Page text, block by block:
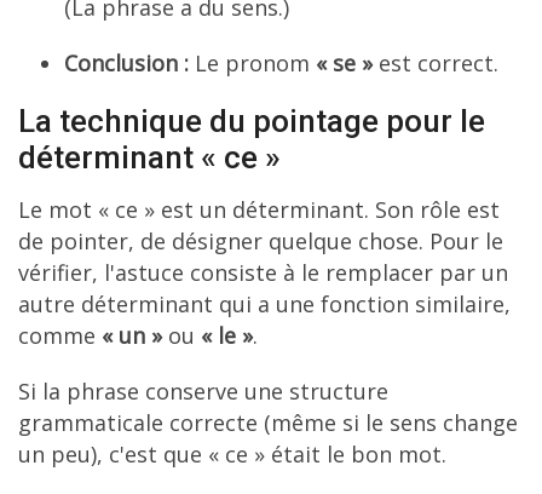
(La phrase a du sens.)
Conclusion : Le pronom « se »est correct.
La technique du pointage pour le
déterminant « ce »
Le mot « ce » est un déterminant. Son rôle est
de pointer, de désigner quelque chose. Pour le
vérifier, l'astuce consiste à le remplacer par un
autre déterminant qui a une fonction similaire,
comme « un »ou « le ».
Si la phrase conserve une structure
grammaticale correcte (même si le sens change
un peu), c'est que « ce » était le bon mot.